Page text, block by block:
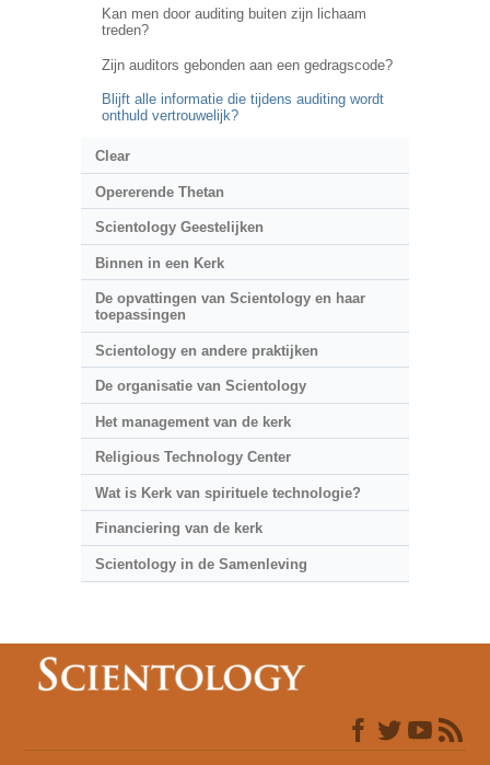
Kan men door auditing buiten zijn lichaam
treden?
Zijn auditors gebonden aan een gedragscode?
Blijft alle informatie die tijdens auditing wordt
onthuld vertrouwelijk?
Clear
Opererende Thetan
Scientology Geestelijken
Binnen in een Kerk
De opvattingen van Scientology en haar
toepassingen
Scientology en andere praktijken
De organisatie van Scientology
Het management van de kerk
Religious Technology Center
Wat is Kerk van spirituele technologie?
Financiering van de kerk
Scientology in de Samenleving